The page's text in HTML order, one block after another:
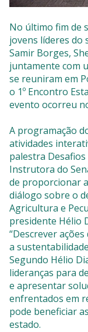
No último fim de
jovens líderes do
Samir Borges,
juntamente com
se reuniram em
o 1º Encontro
evento ocorreu
A programação
atividades
palestra
Instrutora do
de proporcionar
diálogo sobre o
Agricultura e
presidente Hélio
“Descrever
a
Segundo Hélio
lideranças para
e apresentar
enfrentados em
pode beneficiar
estado.